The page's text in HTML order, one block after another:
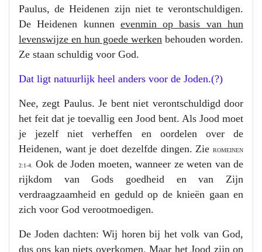
Paulus, de Heidenen zijn niet te verontschuldigen.
De Heidenen kunnen evenmin op basis van hun
levenswijze en hun goede werken behouden worden.
Ze staan schuldig voor God.
Dat ligt natuurlijk heel anders voor de Joden.(?)
Nee, zegt Paulus. Je bent niet verontschuldigd door
het feit dat je toevallig een Jood bent. Als Jood moet
je jezelf niet verheffen en oordelen over de
Heidenen, want je doet dezelfde dingen. Zie ROMEINEN
2:1-4.
Ook de Joden moeten, wanneer ze weten van de
rijkdom van Gods goedheid en van Zijn
verdraagzaamheid en geduld op de knieën gaan en
zich voor God verootmoedigen.
De Joden dachten: Wij horen bij het volk van God,
dus ons kan niets overkomen. Maar het Jood zijn op